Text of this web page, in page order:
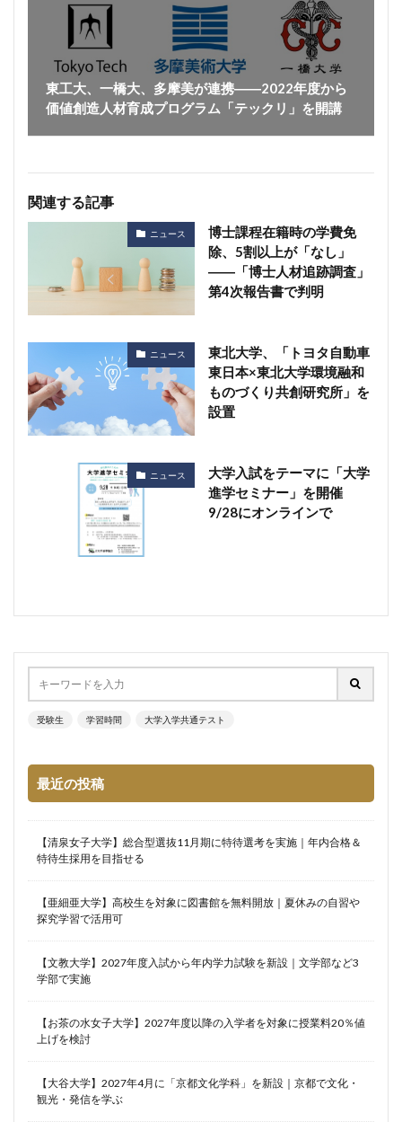
東工大、一橋大、多摩美が連携――2022年度から
価値創造人材育成プログラム「テックリ」を開講
関連する記事
ニュース
博士課程在籍時の学費免
除、5割以上が「なし」
――「博士人材追跡調査」
第4次報告書で判明
ニュース
東北大学、「トヨタ自動車
東日本×東北大学環境融和
ものづくり共創研究所」を
設置
ニュース
大学入試をテーマに「大学
進学セミナー」を開催
9/28にオンラインで
受験生 学習時間 大学入学共通テスト
最近の投稿
【清泉女子大学】総合型選抜11月期に特待選考を実施｜年内合格＆
特待生採用を目指せる
【亜細亜大学】高校生を対象に図書館を無料開放｜夏休みの自習や
探究学習で活用可
【文教大学】2027年度入試から年内学力試験を新設｜文学部など3
学部で実施
【お茶の水女子大学】2027年度以降の入学者を対象に授業料20％値
上げを検討
【大谷大学】2027年4月に「京都文化学科」を新設｜京都で文化・
観光・発信を学ぶ